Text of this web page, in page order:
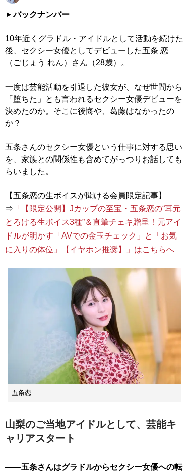
バックナンバー
10年近くグラドル・アイドルとして活動を続けた
後、セクシー女優としてデビューした五条 恋
（ごじょう れん）さん（28歳）。
一度は芸能活動を引退した彼女が、なぜ世間から
「堕ちた」とも言われるセクシー女優デビューを
決めたのか。そこに後悔や、葛藤はなかったの
か？
五条さんのセクシー女優という仕事に対する思い
を、家族との関係性も含めてがっつりお話しても
らいました。
【五条恋の生ボイスが聞ける会員限定記事】
⇒ 「【限定公開】Jカップの至宝・五条恋の“耳元
とろける生ボイス3種”＆直筆チェキ贈呈！元アイ
ドルが明かす「AVでの金玉チェック」と「お気
に入りの体位」【イヤホン推奨】」はこちらへ
五条恋
山梨のご当地アイドルとして、芸能キ
ャリアスタート
――五条さんはグラドルからセクシー女優への転